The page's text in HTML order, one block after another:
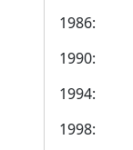
1986:
1990:
1994:
1998: